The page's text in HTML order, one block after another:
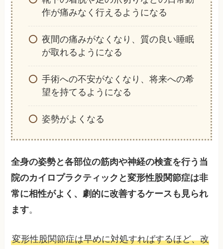
作が痛みなく行えるようになる
夜間の痛みがなくなり、質の良い睡眠
が取れるようになる
手術への不安がなくなり、将来への希
望を持てるようになる
姿勢がよくなる
全身の姿勢と各部位の筋肉や神経の検査を行う当
院のカイロプラクティックと変形性股関節症は非
常に相性がよく、劇的に改善するケースも見られ
ます。
変形性股関節症は早めに対処すればするほど、改